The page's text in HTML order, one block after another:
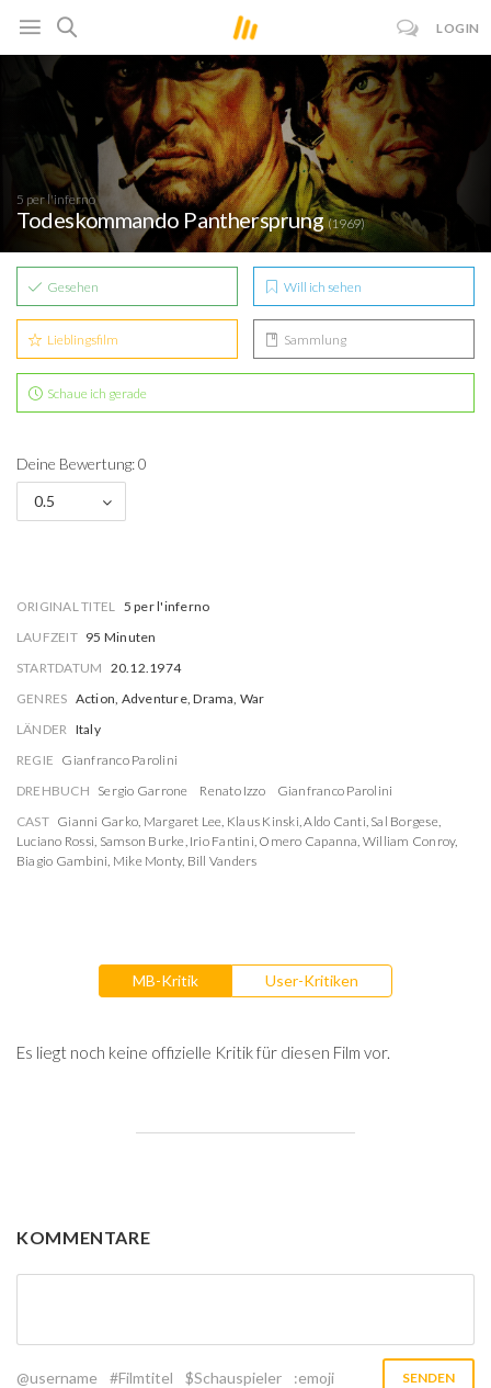
LOGIN
5 per l'inferno
Todeskommando Panthersprung(1969)
Gesehen Will ich sehen
Lieblingsfilm Sammlung
Schaue ich gerade
Deine Bewertung: 0
0.5
ORIGINAL TITEL 5 per l'inferno
LAUFZEIT 95 Minuten
STARTDATUM 20.12.1974
GENRES Action, Adventure, Drama, War
LÄNDER Italy
REGIE Gianfranco Parolini
DREHBUCH Sergio Garrone Renato Izzo
Gianfranco Parolini
CAST Gianni Garko, Margaret Lee, Klaus Kinski,Aldo Canti, Sal Borgese,
Luciano Rossi, Samson Burke, Irio Fantini, Omero Capanna, William Conroy,
Biagio Gambini, Mike Monty, Bill Vanders
MB-Kritik User-Kritiken
Es liegt noch keine offizielle Kritik für diesen Film vor.
KOMMENTARE
@username #Filmtitel $Schauspieler :emoji